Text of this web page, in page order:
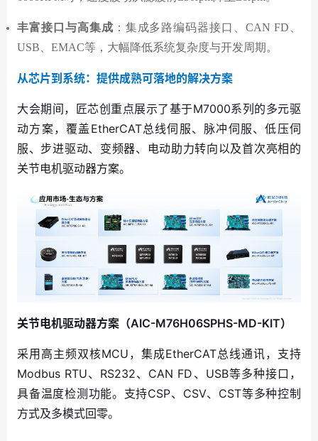
丰富接口与高集成 ：集成多路编码器接口、CAN FD、
USB、EMAC等，大幅降低系统复杂度与开发周期。
从芯片到系统：提供成熟可落地的解决方案
大会期间，匠芯创重点展示了基于M7000系列的多元驱
动方案，覆盖EtherCAT总线伺服、脉冲伺服、低压伺
服、步进驱动、变频器、电动助力转向以及首次亮相的
关节电机驱动器方案。
关节电机驱动器方案（AIC-M76H06SPHS-MD-KIT）
采用高主频双核MCU，集成EtherCAT总线通讯，支持
Modbus RTU、RS232、CAN FD、USB等多种接口，
具备温度检测功能。支持CSP、CSV、CST等多种控制
方式及多模式回零。